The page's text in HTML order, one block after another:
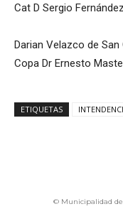
Cat D Sergio
Darian Velazco de
Copa Dr Ernesto
ETIQUETAS
© Municipalidad de